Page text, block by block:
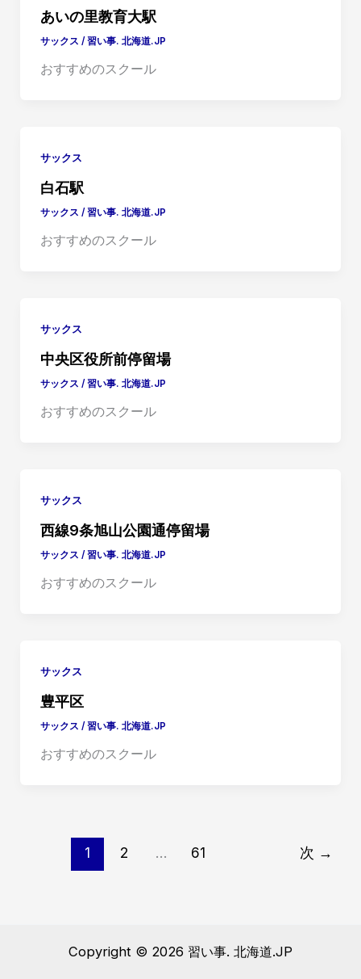
あいの里教育大駅
サックス / 習い事. 北海道.JP
おすすめのスクール
サックス
白石駅
サックス / 習い事. 北海道.JP
おすすめのスクール
サックス
中央区役所前停留場
サックス / 習い事. 北海道.JP
おすすめのスクール
サックス
西線9条旭山公園通停留場
サックス / 習い事. 北海道.JP
おすすめのスクール
サックス
豊平区
サックス / 習い事. 北海道.JP
おすすめのスクール
1 2 … 61 次 →
Copyright © 2026 習い事. 北海道.JP